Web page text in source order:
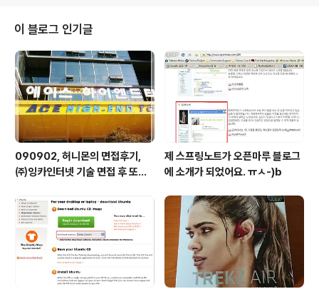
이 블로그 인기글
090902, 허니몬의 면접후기,
㈜잉카인터넷 기술 면접 후 또한
업!!
제 스프링노트가 오픈마루 블로그
에 소개가 되었어요. ㅠㅅ-)b